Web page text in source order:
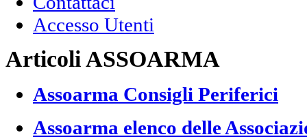
Accesso Utenti
Articoli ASSOARMA
Assoarma Consigli Periferici
Assoarma elenco delle